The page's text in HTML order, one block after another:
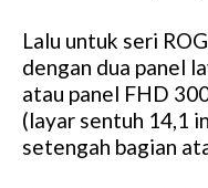
Lalu untuk seri
dengan dua panel
atau panel FHD
(layar sentuh 14,1
setengah bagian